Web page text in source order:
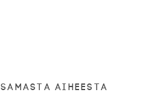
Samasta aiheesta